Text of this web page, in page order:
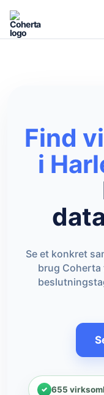
Find
i
Se et konkret
brug Coherta
655